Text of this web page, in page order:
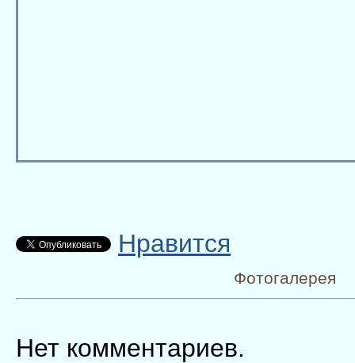
Нравится
Фотогалерея
Нет комментариев.